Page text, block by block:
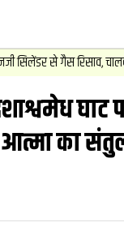
से गैस रिसाव, चालक की
दशाश्वमेध
का